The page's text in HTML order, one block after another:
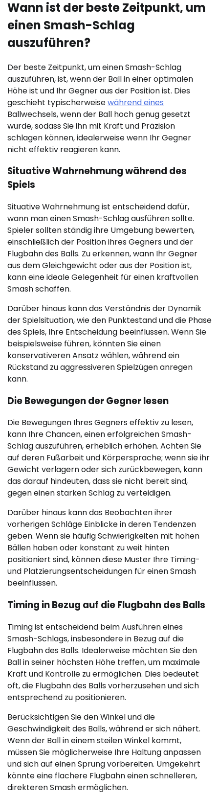
Wann ist der beste Zeitpunkt, um
einen Smash-Schlag
auszuführen?
Der beste Zeitpunkt, um einen Smash-Schlag
auszuführen, ist, wenn der Ball in einer optimalen
Höhe ist und Ihr Gegner aus der Position ist. Dies
geschieht typischerweisewährend eines
Ballwechsels, wenn der Ball hoch genug gesetzt
wurde, sodass Sie ihn mit Kraft und Präzision
schlagen können, idealerweise wenn Ihr Gegner
nicht effektiv reagieren kann.
Situative Wahrnehmung während des
Spiels
Situative Wahrnehmung ist entscheidend dafür,
wann man einen Smash-Schlag ausführen sollte.
Spieler sollten ständig ihre Umgebung bewerten,
einschließlich der Position ihres Gegners und der
Flugbahn des Balls. Zu erkennen, wann Ihr Gegner
aus dem Gleichgewicht oder aus der Position ist,
kann eine ideale Gelegenheit für einen kraftvollen
Smash schaffen.
Darüber hinaus kann das Verständnis der Dynamik
der Spielsituation, wie den Punktestand und die Phase
des Spiels, Ihre Entscheidung beeinflussen. Wenn Sie
beispielsweise führen, könnten Sie einen
konservativeren Ansatz wählen, während ein
Rückstand zu aggressiveren Spielzügen anregen
kann.
Die Bewegungen der Gegner lesen
Die Bewegungen Ihres Gegners effektiv zu lesen,
kann Ihre Chancen, einen erfolgreichen Smash-
Schlag auszuführen, erheblich erhöhen. Achten Sie
auf deren Fußarbeit und Körpersprache; wenn sie ihr
Gewicht verlagern oder sich zurückbewegen, kann
das darauf hindeuten, dass sie nicht bereit sind,
gegen einen starken Schlag zu verteidigen.
Darüber hinaus kann das Beobachten ihrer
vorherigen Schläge Einblicke in deren Tendenzen
geben. Wenn sie häufig Schwierigkeiten mit hohen
Bällen haben oder konstant zu weit hinten
positioniert sind, können diese Muster Ihre Timing-
und Platzierungsentscheidungen für einen Smash
beeinflussen.
Timing in Bezug auf die Flugbahn des Balls
Timing ist entscheidend beim Ausführen eines
Smash-Schlags, insbesondere in Bezug auf die
Flugbahn des Balls. Idealerweise möchten Sie den
Ball in seiner höchsten Höhe treffen, um maximale
Kraft und Kontrolle zu ermöglichen. Dies bedeutet
oft, die Flugbahn des Balls vorherzusehen und sich
entsprechend zu positionieren.
Berücksichtigen Sie den Winkel und die
Geschwindigkeit des Balls, während er sich nähert.
Wenn der Ball in einem steilen Winkel kommt,
müssen Sie möglicherweise Ihre Haltung anpassen
und sich auf einen Sprung vorbereiten. Umgekehrt
könnte eine flachere Flugbahn einen schnelleren,
direkteren Smash ermöglichen.